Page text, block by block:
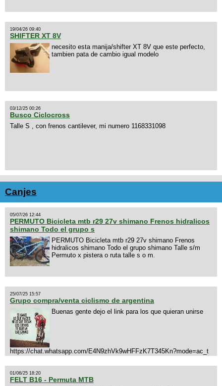
19/04/26 09:40
SHIFTER XT 8V
necesito esta manija/shifter XT 8V que este perfecto,
tambien pata de cambio igual modelo
03/12/25 00:26
Busco Ciclocross
Talle S , con frenos cantilever, mi numero 1168331098
Canjes
05/07/26 12:44
PERMUTO Bicicleta mtb r29 27v shimano Frenos hidralicos
shimano Todo el grupo s
PERMUTO Bicicleta mtb r29 27v shimano Frenos
hidralicos shimano Todo el grupo shimano Talle s/m
Permuto x pistera o ruta talle s o m.
25/07/25 15:57
Grupo compra/venta ciclismo de argentina
Buenas gente dejo el link para los que quieran unirse
https://chat.whatsapp.com/E4N9zhVk9wHFFzK7T345Kn?mode=ac_t
01/06/25 18:20
FELT B16 - Permuta MTB